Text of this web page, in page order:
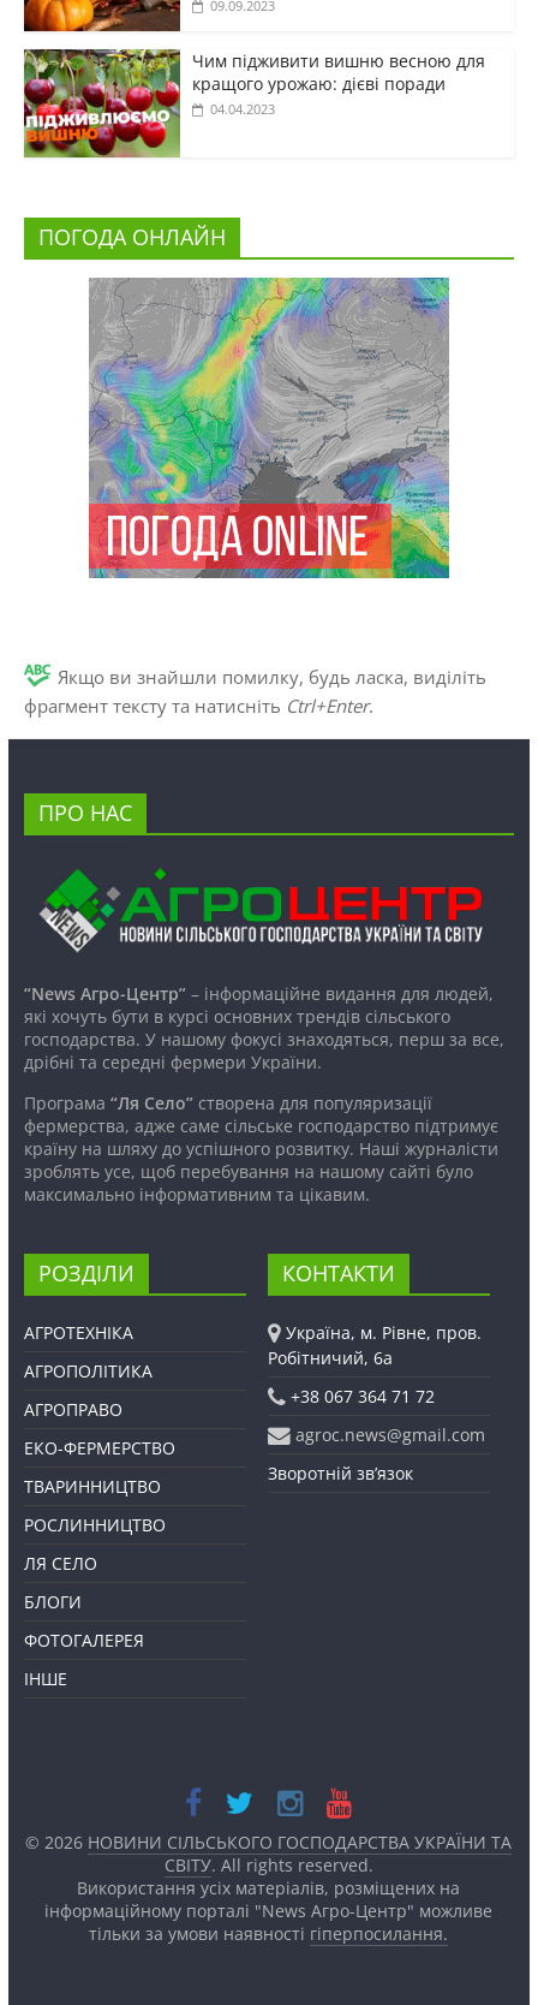
09.09.2023
Чим підживити вишню весною для
кращого урожаю: дієві поради
04.04.2023
ПОГОДА ОНЛАЙН
Якщо ви знайшли помилку, будь ласка, виділіть
фрагмент тексту та натисніть Ctrl+Enter.
ПРО НАС
“News Агро-Центр”– інформаційне видання для людей,
які хочуть бути в курсі основних трендів сільського
господарства. У нашому фокусі знаходяться, перш за все,
дрібні та середні фермери України.
Програма “Ля Село”створена для популяризації
фермерства, адже саме сільське господарство підтримує
країну на шляху до успішного розвитку. Наші журналісти
зроблять усе, щоб перебування на нашому сайті було
максимально інформативним та цікавим.
РОЗДІЛИ
АГРОТЕХНІКА
АГРОПОЛІТИКА
АГРОПРАВО
ЕКО-ФЕРМЕРСТВО
ТВАРИННИЦТВО
РОСЛИННИЦТВО
ЛЯ СЕЛО
БЛОГИ
ФОТОГАЛЕРЕЯ
ІНШЕ
КОНТАКТИ
Україна, м. Рівне, пров.
Робітничий, 6а
+38 067 364 71 72
agroc.news@gmail.com
Зворотній зв’язок
© 2026 НОВИНИ СІЛЬСЬКОГО ГОСПОДАРСТВА УКРАЇНИ ТА
СВІТУ. All rights reserved.
Використання усіх матеріалів, розміщених на
інформаційному порталі "News Агро-Центр" можливе
тільки за умови наявності гіперпосилання.